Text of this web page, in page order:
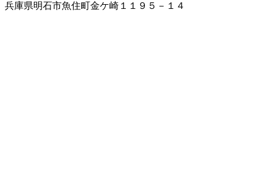
兵庫県明石市魚住町金ケ崎１１９５－１４